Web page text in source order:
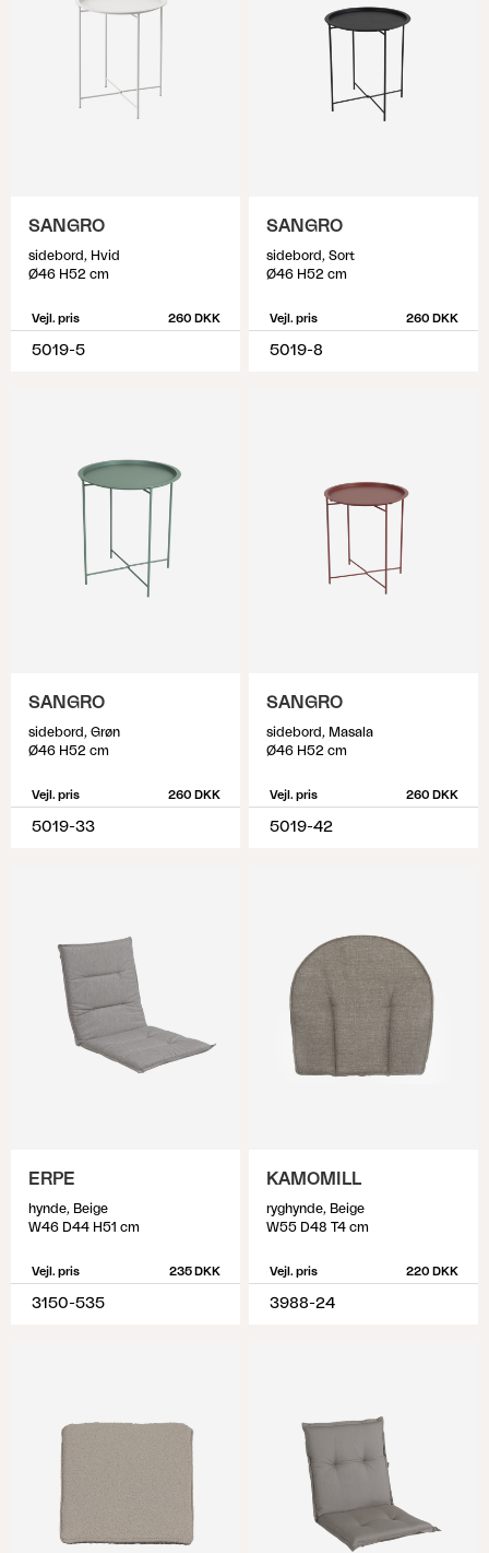
SANGRO
sidebord, Hvid
Ø46 H52 cm
Vejl. pris 260 DKK
5019-5
SANGRO
sidebord, Sort
Ø46 H52 cm
Vejl. pris 260 DKK
5019-8
SANGRO
sidebord, Grøn
Ø46 H52 cm
Vejl. pris 260 DKK
5019-33
SANGRO
sidebord, Masala
Ø46 H52 cm
Vejl. pris 260 DKK
5019-42
ERPE
hynde, Beige
W46 D44 H51 cm
Vejl. pris 235 DKK
3150-535
KAMOMILL
ryghynde, Beige
W55 D48 T4 cm
Vejl. pris 220 DKK
3988-24